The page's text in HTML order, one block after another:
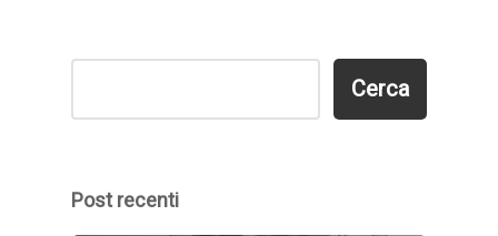
Cerca
Cerca
Post recenti